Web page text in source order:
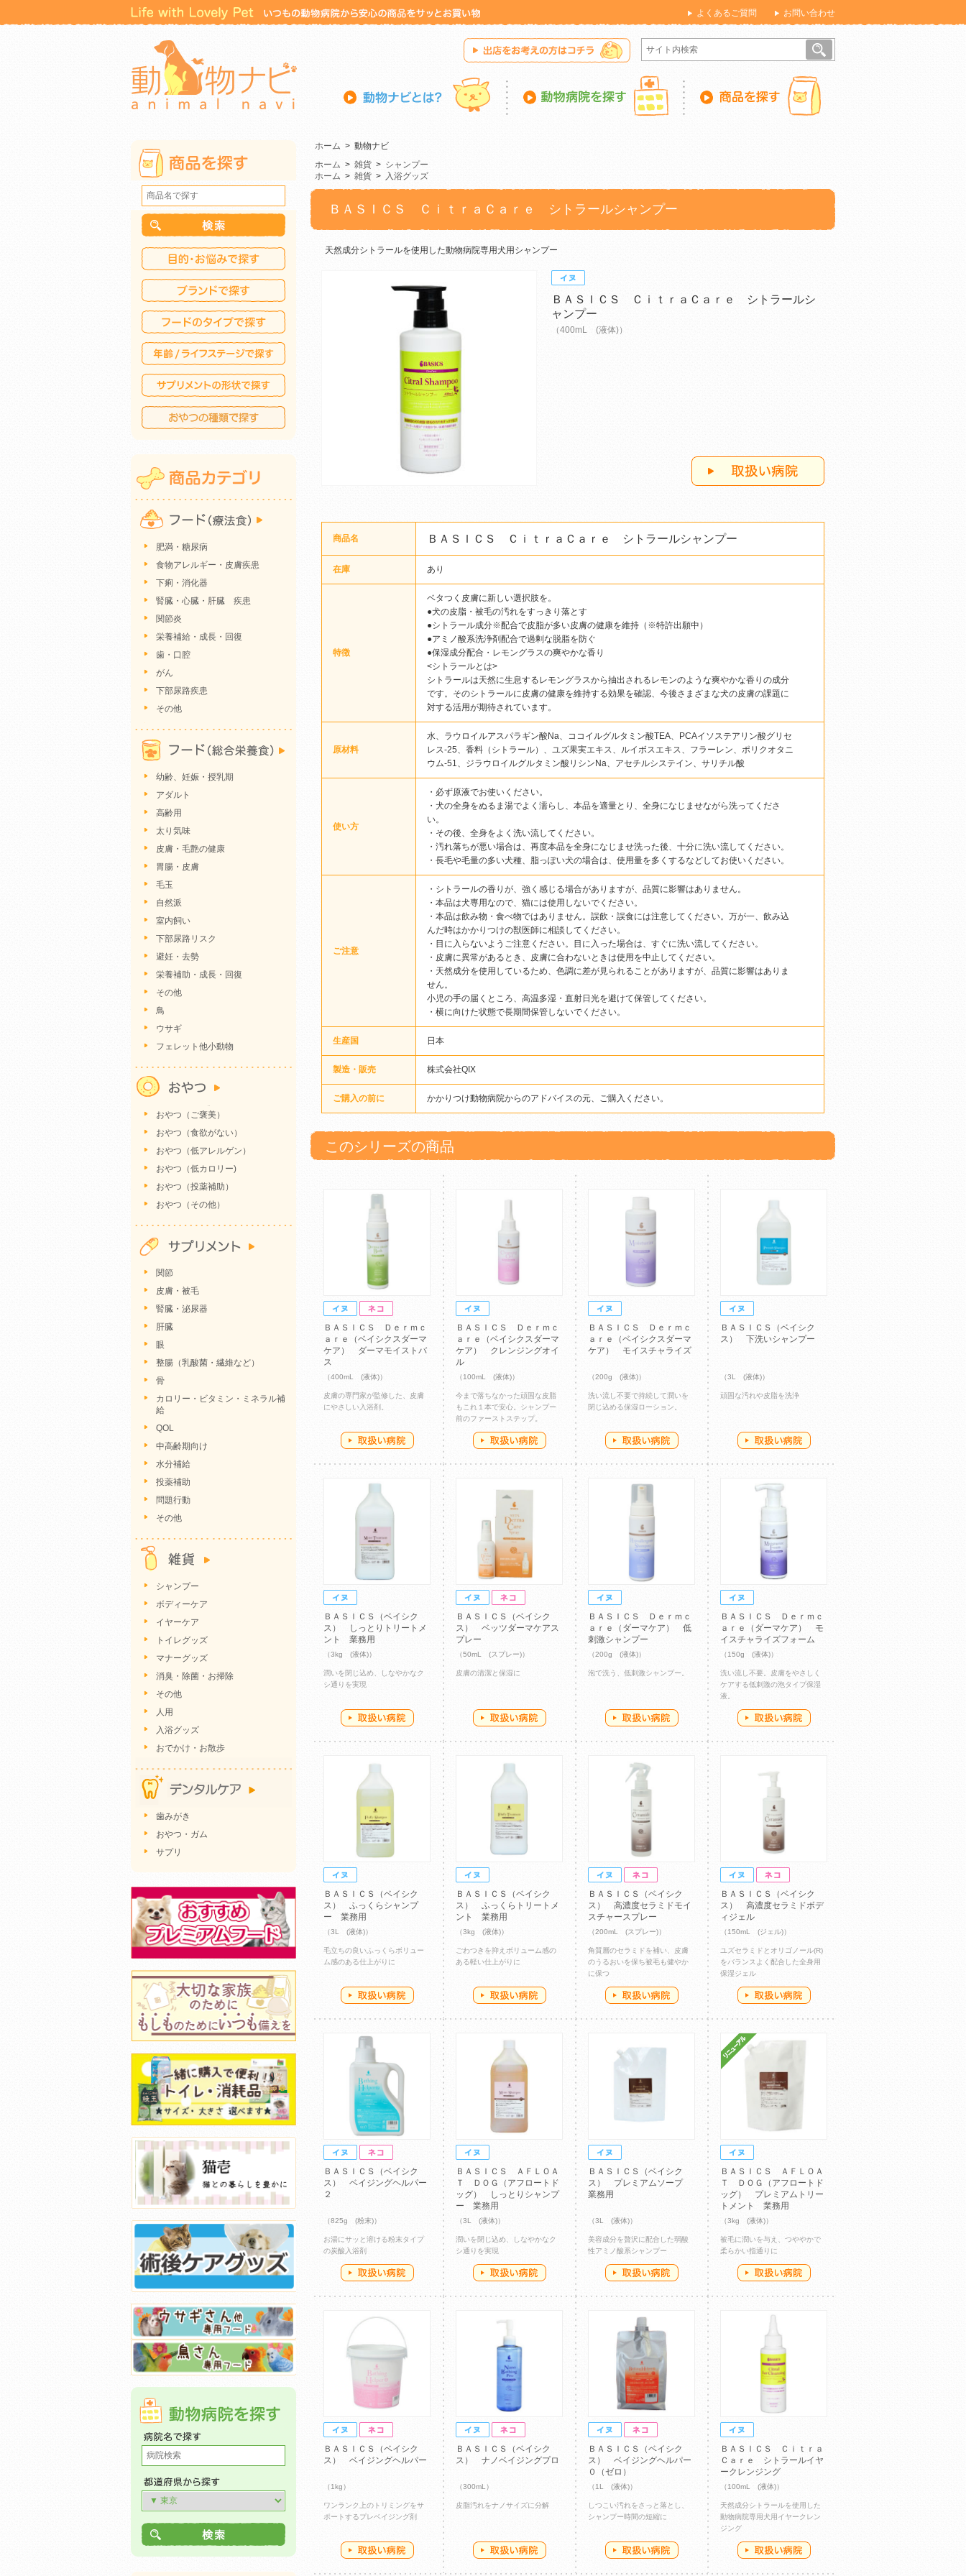
よくあるご質問 お問い合わせ
ホーム > 動物ナビ
ホーム > 雑貨 > シャンプー
ホーム > 雑貨 > 入浴グッズ
ＢＡＳＩＣＳ ＣｉｔｒａＣａｒｅ シトラールシャンプー
天然成分シトラールを使用した動物病院専用犬用シャンプー
ＢＡＳＩＣＳ ＣｉｔｒａＣａｒｅ シトラールシ
ャンプー
（400mL (液体)）
商品名 ＢＡＳＩＣＳ ＣｉｔｒａＣａｒｅ シトラールシャンプー
在庫 あり
特徴
ベタつく皮膚に新しい選択肢を。
●犬の皮脂・被毛の汚れをすっきり落とす
●シトラール成分※配合で皮脂が多い皮膚の健康を維持（※特許出願中）
●アミノ酸系洗浄剤配合で過剰な脱脂を防ぐ
●保湿成分配合・レモングラスの爽やかな香り
<シトラールとは>
シトラールは天然に生息するレモングラスから抽出されるレモンのような爽やかな香りの成分
です。そのシトラールに皮膚の健康を維持する効果を確認、今後さまざまな犬の皮膚の課題に
対する活用が期待されています。
原材料
水、ラウロイルアスパラギン酸Na、ココイルグルタミン酸TEA、PCAイソステアリン酸グリセ
レス-25、香料（シトラール）、ユズ果実エキス、ルイボスエキス、フラーレン、ポリクオタニ
ウム-51、ジラウロイルグルタミン酸リシンNa、アセチルシステイン、サリチル酸
使い方
・必ず原液でお使いください。
・犬の全身をぬるま湯でよく濡らし、本品を適量とり、全身になじませながら洗ってくださ
い。
・その後、全身をよく洗い流してください。
・汚れ落ちが悪い場合は、再度本品を全身になじませ洗った後、十分に洗い流してください。
・長毛や毛量の多い犬種、脂っぽい犬の場合は、使用量を多くするなどしてお使いください。
ご注意
・シトラールの香りが、強く感じる場合がありますが、品質に影響はありません。
・本品は犬専用なので、猫には使用しないでください。
・本品は飲み物・食べ物ではありません。誤飲・誤食には注意してください。万が一、飲み込
んだ時はかかりつけの獣医師に相談してください。
・目に入らないようご注意ください。目に入った場合は、すぐに洗い流してください。
・皮膚に異常があるとき、皮膚に合わないときは使用を中止してください。
・天然成分を使用しているため、色調に差が見られることがありますが、品質に影響はありま
せん。
小児の手の届くところ、高温多湿・直射日光を避けて保管してください。
・横に向けた状態で長期間保管しないでください。
生産国 日本
製造・販売 株式会社QIX
ご購入の前に かかりつけ動物病院からのアドバイスの元、ご購入ください。
このシリーズの商品
ＢＡＳＩＣＳ Ｄｅｒｍｃ
ａｒｅ（ベイシクスダーマ
ケア） ダーマモイストバ
ス
（400mL (液体)）
皮膚の専門家が監修した、皮膚
にやさしい入浴剤。
ＢＡＳＩＣＳ Ｄｅｒｍｃ
ａｒｅ（ベイシクスダーマ
ケア） クレンジングオイ
ル
（100mL (液体)）
今まで落ちなかった頑固な皮脂
もこれ１本で安心。シャンプー
前のファーストステップ。
ＢＡＳＩＣＳ Ｄｅｒｍｃ
ａｒｅ（ベイシクスダーマ
ケア） モイスチャライズ
（200g (液体)）
洗い流し不要で持続して潤いを
閉じ込める保湿ローション。
ＢＡＳＩＣＳ（ベイシク
ス） 下洗いシャンプー
（3L (液体)）
頑固な汚れや皮脂を洗浄
ＢＡＳＩＣＳ（ベイシク
ス） しっとりトリートメ
ント 業務用
（3kg (液体)）
潤いを閉じ込め、しなやかなク
シ通りを実現
ＢＡＳＩＣＳ（ベイシク
ス） ベッツダーマケアス
プレー
（50mL (スプレー)）
皮膚の清潔と保湿に
ＢＡＳＩＣＳ Ｄｅｒｍｃ
ａｒｅ（ダーマケア） 低
刺激シャンプー
（200g (液体)）
泡で洗う、低刺激シャンプー。
ＢＡＳＩＣＳ Ｄｅｒｍｃ
ａｒｅ（ダーマケア） モ
イスチャライズフォーム
（150g (液体)）
洗い流し不要。皮膚をやさしく
ケアする低刺激の泡タイプ保湿
液。
ＢＡＳＩＣＳ（ベイシク
ス） ふっくらシャンプ
ー 業務用
（3L (液体)）
毛立ちの良いふっくらボリュー
ム感のある仕上がりに
ＢＡＳＩＣＳ（ベイシク
ス） ふっくらトリートメ
ント 業務用
（3kg (液体)）
ごわつきを抑えボリューム感の
ある軽い仕上がりに
ＢＡＳＩＣＳ（ベイシク
ス） 高濃度セラミドモイ
スチャースプレー
（200mL (スプレー)）
角質層のセラミドを補い、皮膚
のうるおいを保ち被毛も健やか
に保つ
ＢＡＳＩＣＳ（ベイシク
ス） 高濃度セラミドボデ
ィジェル
（150mL (ジェル)）
ユズセラミドとオリゴノール(R)
をバランスよく配合した全身用
保湿ジェル
ＢＡＳＩＣＳ（ベイシク
ス） ベイジングヘルパー
２
（825g (粉末)）
お湯にサッと溶ける粉末タイプ
の炭酸入浴剤
ＢＡＳＩＣＳ ＡＦＬＯＡ
Ｔ ＤＯＧ（アフロートド
ッグ） しっとりシャンプ
ー 業務用
（3L (液体)）
潤いを閉じ込め、しなやかなク
シ通りを実現
ＢＡＳＩＣＳ（ベイシク
ス） プレミアムソープ
業務用
（3L (液体)）
美容成分を贅沢に配合した弱酸
性アミノ酸系シャンプー
ＢＡＳＩＣＳ ＡＦＬＯＡ
Ｔ ＤＯＧ（アフロートド
ッグ） プレミアムトリー
トメント 業務用
（3kg (液体)）
被毛に潤いを与え、つややかで
柔らかい指通りに
ＢＡＳＩＣＳ（ベイシク
ス） ベイジングヘルパー
（1kg）
ワンランク上のトリミングをサ
ポートするプレベイジング剤
ＢＡＳＩＣＳ（ベイシク
ス） ナノベイジングプロ
（300mL）
皮脂汚れをナノサイズに分解
ＢＡＳＩＣＳ（ベイシク
ス） ベイジングヘルパー
０（ゼロ）
（1L (液体)）
しつこい汚れをさっと落とし、
シャンプー時間の短縮に
ＢＡＳＩＣＳ Ｃｉｔｒａ
Ｃａｒｅ シトラールイヤ
ークレンジング
（100mL (液体)）
天然成分シトラールを使用した
動物病院専用犬用イヤークレン
ジング
肥満・糖尿病
食物アレルギー・皮膚疾患
下痢・消化器
腎臓・心臓・肝臓 疾患
関節炎
栄養補給・成長・回復
歯・口腔
がん
下部尿路疾患
その他
幼齢、妊娠・授乳期
アダルト
高齢用
太り気味
皮膚・毛艶の健康
胃腸・皮膚
毛玉
自然派
室内飼い
下部尿路リスク
避妊・去勢
栄養補助・成長・回復
その他
鳥
ウサギ
フェレット他小動物
おやつ（ご褒美）
おやつ（食欲がない）
おやつ（低アレルゲン）
おやつ（低カロリー)
おやつ（投薬補助）
おやつ（その他）
関節
皮膚・被毛
腎臓・泌尿器
肝臓
眼
整腸（乳酸菌・繊維など）
骨
カロリー・ビタミン・ミネラル補
給
QOL
中高齢期向け
水分補給
投薬補助
問題行動
その他
シャンプー
ボディーケア
イヤーケア
トイレグッズ
マナーグッズ
消臭・除菌・お掃除
その他
人用
入浴グッズ
おでかけ・お散歩
歯みがき
おやつ・ガム
サプリ